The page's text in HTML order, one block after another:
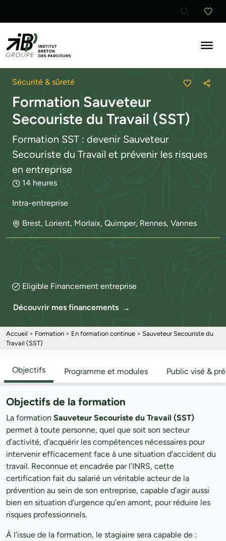
Ouvrir la
Accueil > Formation > En formation continue > Sauveteur Secouriste du
Travail (SST)
Sécurité & sûreté
Formation Sauveteur
Secouriste du Travail (SST)
Formation SST : devenir Sauveteur
Secouriste du Travail et prévenir les risques
en entreprise
Durée :
14 heures
Type de formation :
Intra-entreprise
Lieu :
Brest, Lorient, Morlaix, Quimper, Rennes, Vannes
Eligible Financement entreprise
Découvrir mes financements
Objectifs Programme et modules Public visé &
Objectifs de la formation
La formation Sauveteur Secouriste du Travail (SST)
permet à toute personne, quel que soit son secteur
d’activité, d’acquérir les compétences nécessaires pour
intervenir efficacement face à une situation d’accident du
travail. Reconnue et encadrée par l’INRS, cette
certification fait du salarié un véritable acteur de la
prévention au sein de son entreprise, capable d’agir aussi
bien en situation d’urgence qu’en amont, pour réduire les
risques professionnels.
À l’issue de la formation, le stagiaire sera capable de :